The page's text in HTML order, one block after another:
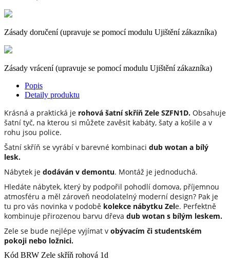
Zásady doručení (upravuje se pomocí modulu Ujištění zákazníka)
Zásady vrácení (upravuje se pomocí modulu Ujištění zákazníka)
Popis
Detaily produktu
Krásná a praktická je rohová šatní skříň Zele SZFN1D. Obsahuje
šatní tyč, na kterou si můžete zavěsit kabáty, šaty a košile a v
rohu jsou police.
Šatní skříň se vyrábí v barevné kombinaci dub wotan a bílý
lesk.
Nábytek je dodáván v demontu. Montáž je jednoduchá.
Hledáte nábytek, který by podpořil pohodlí domova, příjemnou
atmosféru a měl zároveň neodolatelný moderní design? Pak je
tu pro vás novinka v podobě kolekce nábytku Zele. Perfektně
kombinuje přirozenou barvu dřeva dub wotan s bílým leskem.
Zele se bude nejlépe vyjímat v obývacím či studentském
pokoji nebo ložnici.
Kód BRW Zele skříň rohová 1d